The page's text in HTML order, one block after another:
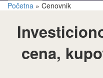
Početna » Cenovnik
cena,